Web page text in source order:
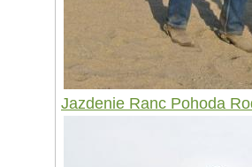
Jazdenie Ranc Pohoda